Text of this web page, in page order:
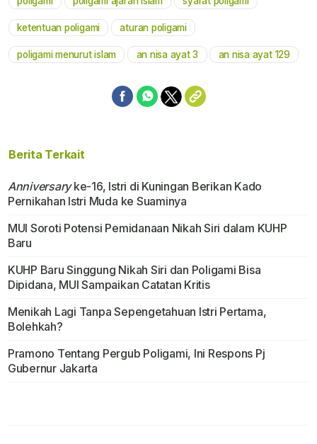
ketentuan poligami aturan poligami
poligami menurut islam an nisa ayat 3 an nisa ayat 129
Berita Terkait
Anniversaryke-16, Istri di Kuningan Berikan Kado
Pernikahan Istri Muda ke Suaminya
MUI Soroti Potensi Pemidanaan Nikah Siri dalam KUHP
Baru
KUHP Baru Singgung Nikah Siri dan Poligami Bisa
Dipidana, MUI Sampaikan Catatan Kritis
Menikah Lagi Tanpa Sepengetahuan Istri Pertama,
Bolehkah?
Pramono Tentang Pergub Poligami, Ini Respons Pj
Gubernur Jakarta